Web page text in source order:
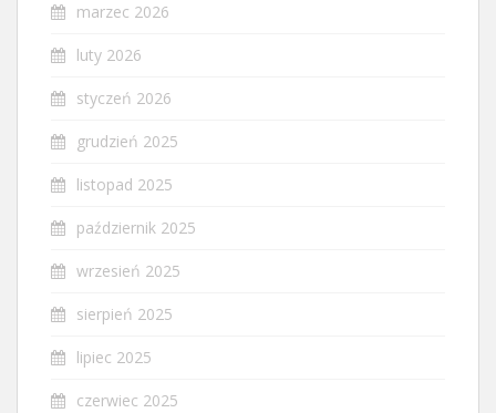
marzec 2026
luty 2026
styczeń 2026
grudzień 2025
listopad 2025
październik 2025
wrzesień 2025
sierpień 2025
lipiec 2025
czerwiec 2025